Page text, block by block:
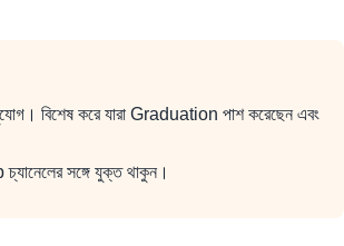
বিশেষ করে যারা Graduation পাশ করেছেন এবং
সঙ্গে যুক্ত থাকুন।